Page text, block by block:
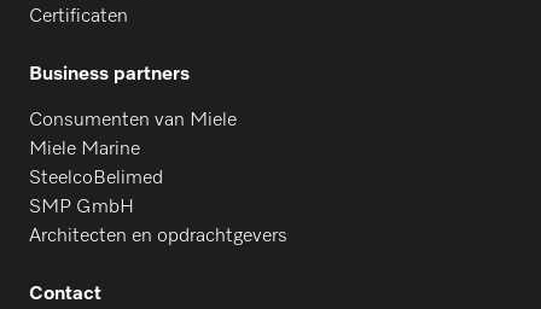
Certificaten
Business partners
Consumenten van Miele
Miele Marine
SteelcoBelimed
SMP GmbH
Architecten en opdrachtgevers
Contact